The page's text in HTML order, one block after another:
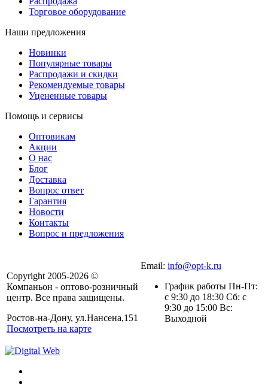
Торговое оборудование
Наши предложения
Новинки
Популярные товары
Распродажи и скидки
Рекомендуемые товары
Уцененные товары
Помощь и сервисы
Оптовикам
Акции
О нас
Блог
Доставка
Вопрос ответ
Гарантия
Новости
Контакты
Вопрос и предложения
Copyright 2005-2026 ©
Компаньон - оптово-розничный
центр. Все права защищены.
Ростов-на-Дону, ул.Нансена,151
Посмотреть на карте
Email: info@opt-k.ru
График работы Пн-Пт:
с 9:30 до 18:30 Сб: с
9:30 до 15:00 Вс:
Выходной